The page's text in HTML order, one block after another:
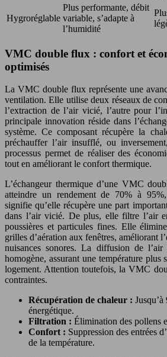
Hygroréglable
Plus performante, débit
variable, s’adapte à
l’humidité
VMC double flux : confort et
optimisés
La VMC double flux représente une
ventilation. Elle utilise deux réseaux de
l’extraction de l’air vicié, l’autre pour
principale innovation réside dans
système. Ce composant récupère la
préchauffer l’air insufflé, ou
processus permet de réaliser des
tout en améliorant le confort thermique.
L’échangeur thermique d’une VMC
atteindre un rendement de 70% à
signifie qu’elle récupère une part
dans l’air vicié. De plus, elle filtre l’air
poussières et particules fines. Elle
grilles d’aération aux fenêtres, améliorant
nuisances sonores. La diffusion de
homogène, assurant une température plus
logement. Attention toutefois, la VMC
contraintes.
Récupération de chaleur :
énergétique.
Filtration : Élimination des pollens
Confort : Suppression des entrées
de la température.